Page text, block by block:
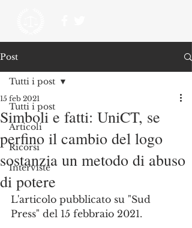
Post
Tutti i post
Articoli
Ricorsi
Interviste
Tutti i post
Simboli e fatti: UniCT, se
perfino il cambio del logo
sostanzia un metodo di abuso
di potere
15 feb 2021
L'articolo pubblicato su "Sud
Press" del 15 febbraio 2021.